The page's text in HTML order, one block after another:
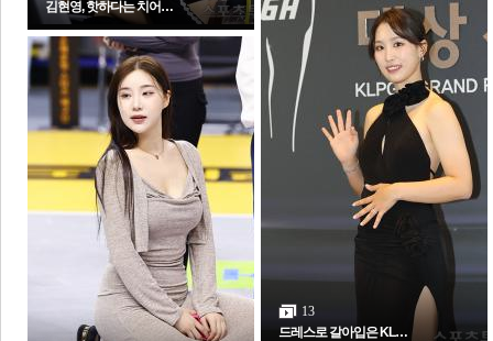
김현영, 핫하다는 치어…
13
드레스로 갈아입은 KL…